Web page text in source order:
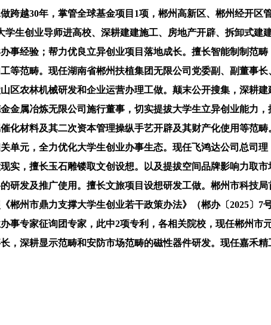
跨越30年，掌管全球基金项目1项，郴州高新区、郴州经开
生创业导师进高校、深耕建建施工、房地产开辟、拆卸式
事经验；帮力优良立异创业项目落地成长。擅长智能制制范
等范畴。现任湖南省郴州扶植集团无限公司党委副、副董事
区农林机械研发和企业运营办理工做。颠末公开搜集，深耕
金属冶炼无限公司施行董事，切实提拔大学生立异创业能力
化材料及其二次资本管理操纵手艺开辟及其财产化使用等范
单元，全力优化大学生创业办事生态。现任飞鸿达公司总司
实，擅长玉石雕镂取文创设想。以及提拔空间品牌影响力取
研发及推广使用。擅长文旅项目设想研发工做。郴州市科技
郴州市鼎力支撑大学生创业若干政策办法》（郴办〔2025〕
事专家征询团专家，此中2项专利，各相关院校，现任郴州
，深耕显示范畴和安防市场范畴的磁性器件研发。现任嘉禾精